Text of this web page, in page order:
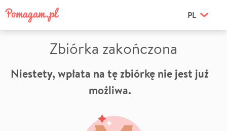
PL
Zbiórka zakończona
Niestety, wpłata na tę zbiórkę nie jest już
możliwa.